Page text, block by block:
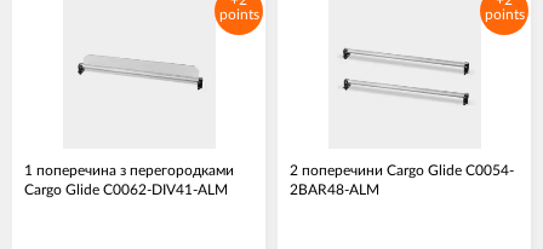
points
1 поперечина з перегородками
Cargo Glide C0062-DIV41-ALM
points
2 поперечини Cargo Glide C0054-
2BAR48-ALM